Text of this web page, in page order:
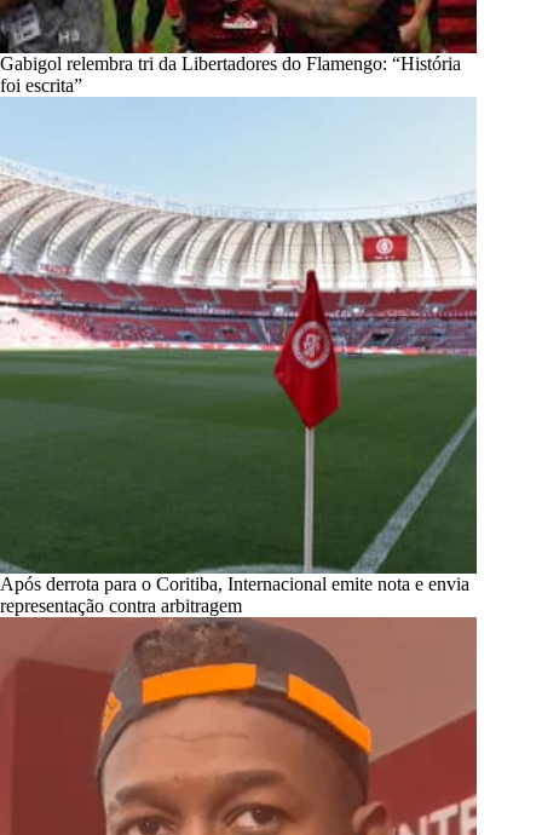
Gabigol relembra tri da Libertadores do Flamengo: “História
foi escrita”
Após derrota para o Coritiba, Internacional emite nota e envia
representação contra arbitragem